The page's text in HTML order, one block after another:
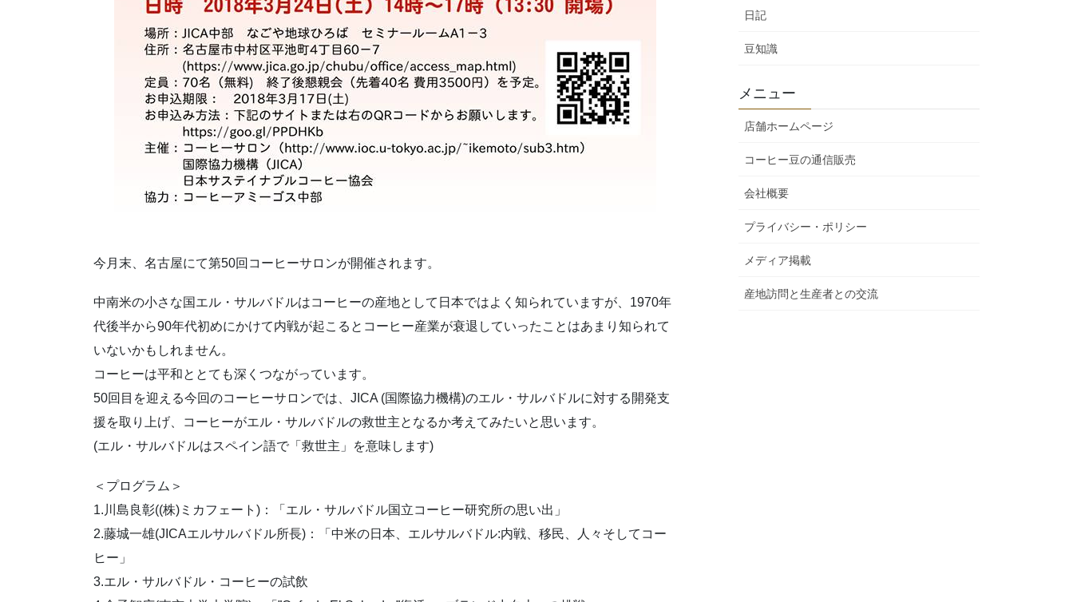
今月末、名古屋にて第50回コーヒーサロンが開催されます。
中南米の小さな国エル・サルバドルはコーヒーの産地として日本ではよく知られていますが、1970年
代後半から90年代初めにかけて内戦が起こるとコーヒー産業が衰退していったことはあまり知られて
いないかもしれません。
コーヒーは平和ととても深くつながっています。
50回目を迎える今回のコーヒーサロンでは、JICA (国際協力機構)のエル・サルバドルに対する開発支
援を取り上げ、コーヒーがエル・サルバドルの救世主となるか考えてみたいと思います。
(エル・サルバドルはスペイン語で「救世主」を意味します)
＜プログラム＞
1.川島良彰((株)ミカフェート)：「エル・サルバドル国立コーヒー研究所の思い出」
2.藤城一雄(JICAエルサルバドル所長)：「中米の日本、エルサルバドル:内戦、移民、人々そしてコー
ヒー」
3.エル・サルバドル・コーヒーの試飲
日記
豆知識
メニュー
店舗ホームページ
コーヒー豆の通信販売
会社概要
プライバシー・ポリシー
メディア掲載
産地訪問と生産者との交流